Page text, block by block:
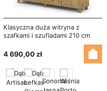
Klasyczna duża witryna z
szafkami i szufladami 210 cm
4 690,00 zł